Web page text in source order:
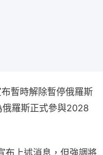
暫時解除暫停俄羅斯
羅斯正式參與2028
布上述消息，但強調將